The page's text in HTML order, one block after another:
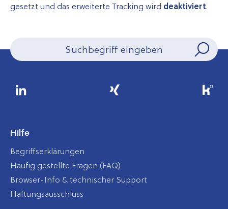
gesetzt und das erweiterte Tracking wird deaktiviert.
Hilfe
Begriffserklärungen
Häufig gestellte Fragen (FAQ)
Browser-Info & technischer Support
Haftungsausschluss